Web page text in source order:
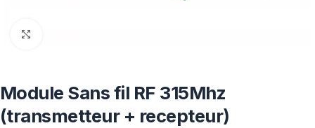
Module Sans fil RF 315Mhz
(transmetteur + recepteur)